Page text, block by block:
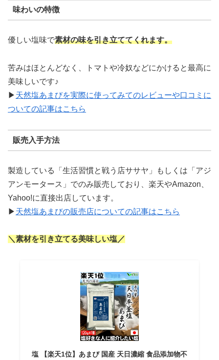
味わいの特徴
優しい塩味で素材の味を引き立ててくれます。
苦みはほとんどなく、トマトや冷奴などにかけると最高に
美味しいです♪
▶ 天然塩あまびを実際に使ってみてのレビューや口コミに
ついての記事はこちら
販売入手方法
製造している「生活習慣と戦う店ササヤ」もしくは「アジ
アンモータース」でのみ販売しており、楽天やAmazon、
Yahoo!に直接出店しています。
▶ 天然塩あまびの販売店についての記事はこちら
＼素材を引き立てる美味しい塩／
塩 【楽天1位】あまび 国産 天日濃縮 食品添加物不